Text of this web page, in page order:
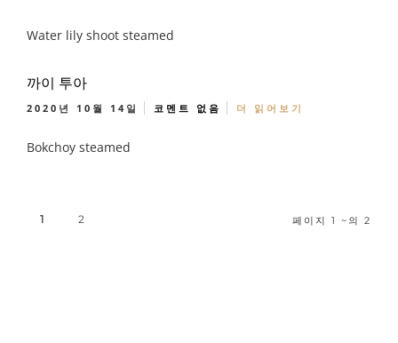
Water lily shoot steamed
까이 투아
2020년 10월 14일 코멘트 없음 더 읽어보기
Bokchoy steamed
1 2 페이지 1 ~의 2